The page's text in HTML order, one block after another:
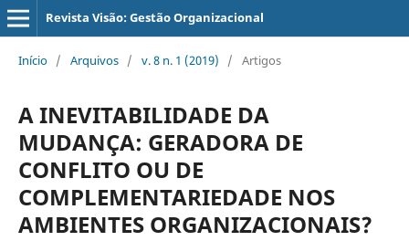
Revista Visão: Gestão Organizacional
Início / Arquivos / v. 8 n. 1 (2019) / Artigos
A INEVITABILIDADE DA
MUDANÇA: GERADORA DE
CONFLITO OU DE
COMPLEMENTARIEDADE NOS
AMBIENTES ORGANIZACIONAIS?